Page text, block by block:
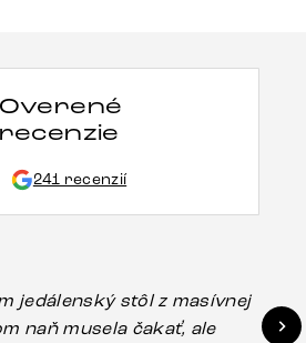
Overené
recenzie
241 recenzií
jedálenský stôl z masívnej
naň musela čakať, ale